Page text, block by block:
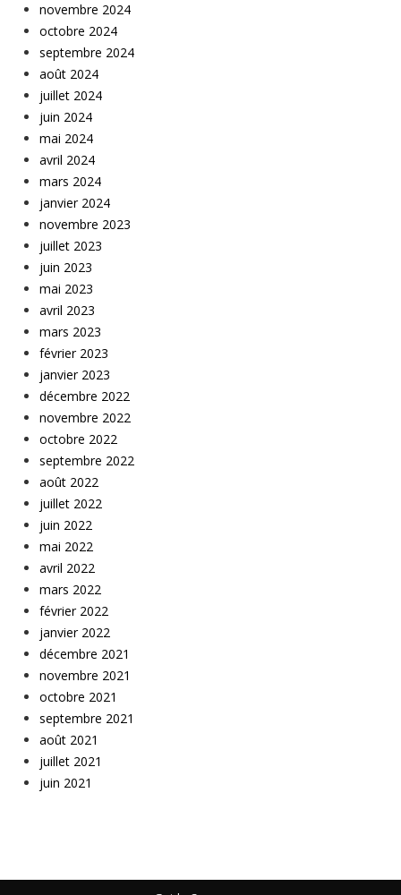
novembre 2024
octobre 2024
septembre 2024
août 2024
juillet 2024
juin 2024
mai 2024
avril 2024
mars 2024
janvier 2024
novembre 2023
juillet 2023
juin 2023
mai 2023
avril 2023
mars 2023
février 2023
janvier 2023
décembre 2022
novembre 2022
octobre 2022
septembre 2022
août 2022
juillet 2022
juin 2022
mai 2022
avril 2022
mars 2022
février 2022
janvier 2022
décembre 2021
novembre 2021
octobre 2021
septembre 2021
août 2021
juillet 2021
juin 2021